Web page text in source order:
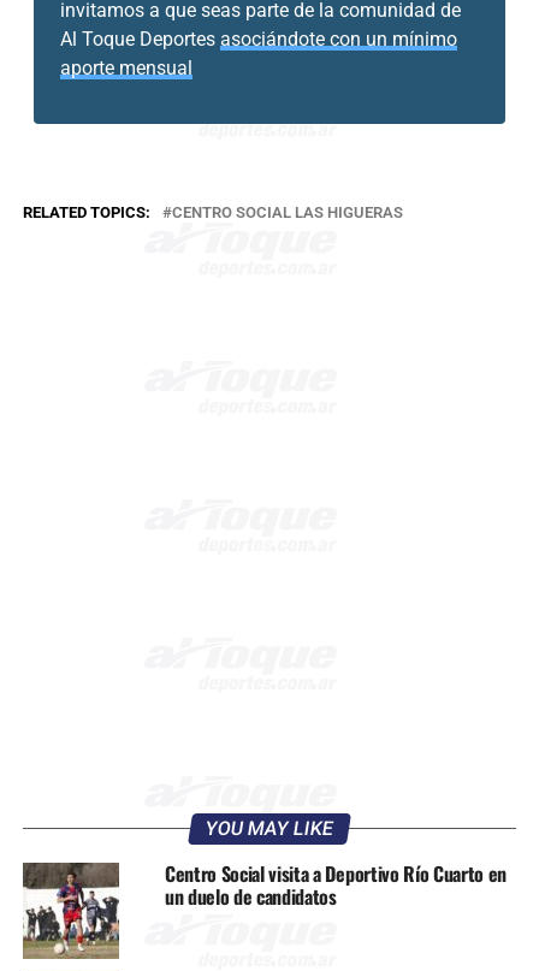
invitamos a que seas parte de la comunidad de
Al Toque Deportes asociándote con un mínimo
aporte mensual
RELATED TOPICS: CENTRO SOCIAL LAS HIGUERAS
YOU MAY LIKE
Centro Social visita a Deportivo Río Cuarto en
un duelo de candidatos